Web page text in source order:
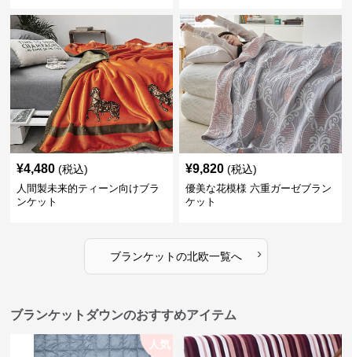
¥4,480 (税込)
人間製未来的ティーン向けブラ
ンケット
¥9,820 (税込)
優美な花模様 六重ガーゼブラン
ケット
ブランケットの北欧一覧へ ›
ブランケットダウンのおすすめアイテム
人気